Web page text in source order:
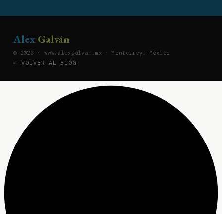
Alex Galván
© 2026 · www.alexgalvan.mx · Monterrey, México
← VOLVER AL BLOG